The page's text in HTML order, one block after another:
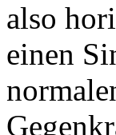
also
einen